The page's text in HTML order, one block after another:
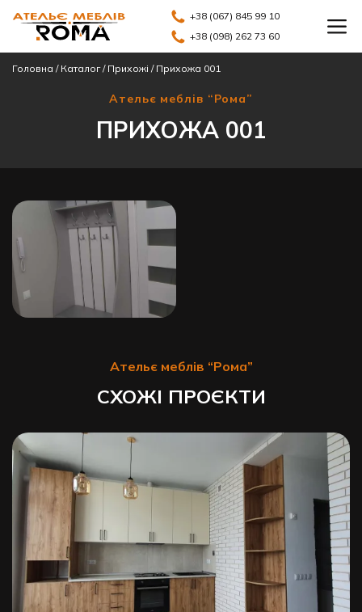
+38 (067) 845 99 10
+38 (098) 262 73 60
Головна / Каталог/ Прихожі / Прихожа 001
Ательє меблів “Рома”
ПРИХОЖА 001
Ательє меблів “Рома”
СХОЖІ ПРОЄКТИ